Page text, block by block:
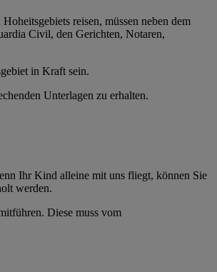
reisen, müssen neben dem
Civil, den Gerichten, Notaren,
in Kraft sein.
Unterlagen zu erhalten.
Ihr Kind alleine mit uns fliegt, können Sie
werden.
Diese muss vom